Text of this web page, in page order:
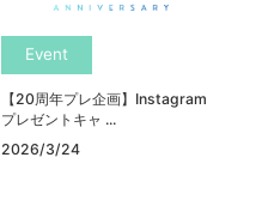
Event
【20周年プレ企画】Instagram
プレゼントキャ ...
2026/3/24